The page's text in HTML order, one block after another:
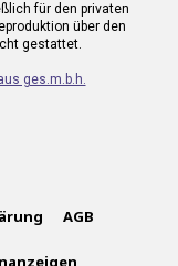
für den privaten
über den
gestattet.
ges.m.b.h.
AGB